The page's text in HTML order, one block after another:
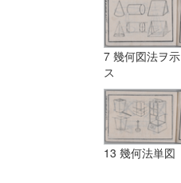
7 幾何図法ヲ示
ス
13 幾何法単図